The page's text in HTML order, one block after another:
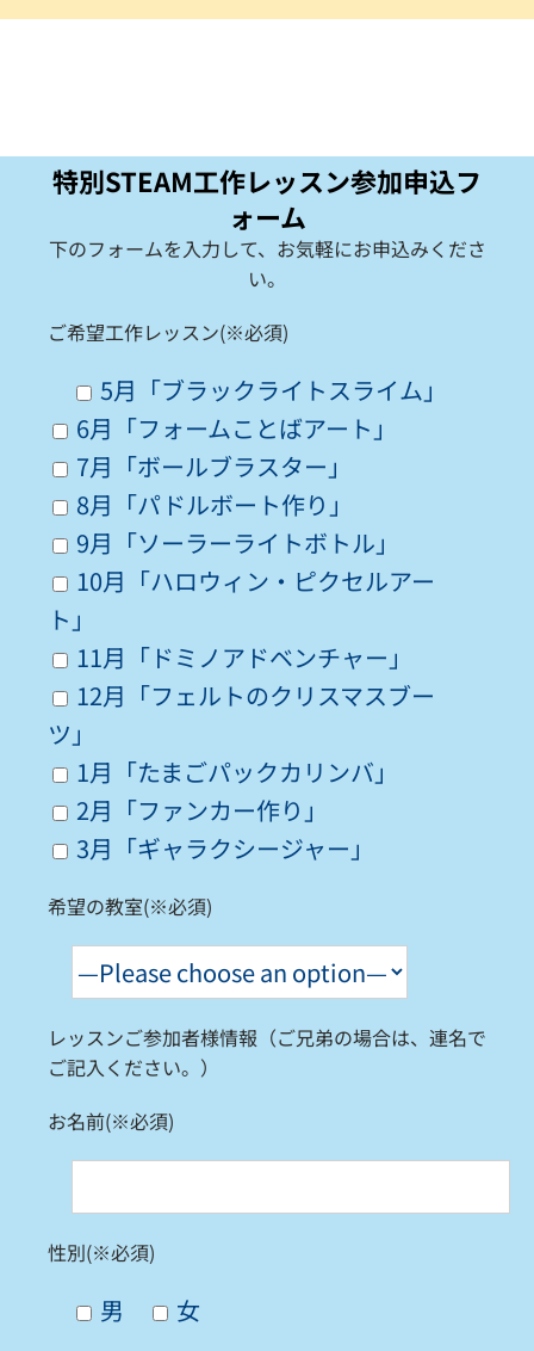
特別STEAM工作レッスン参加申込フ
ォーム
下のフォームを入力して、お気軽にお申込みくださ
い。
ご希望工作レッスン(※必須)
5月「ブラックライトスライム」
6月「フォームことばアート」
7月「ボールブラスター」
8月「パドルボート作り」
9月「ソーラーライトボトル」
10月「ハロウィン・ピクセルアー
ト」
11月「ドミノアドベンチャー」
12月「フェルトのクリスマスブー
ツ」
1月「たまごパックカリンバ」
2月「ファンカー作り」
3月「ギャラクシージャー」
希望の教室(※必須)
レッスンご参加者様情報（ご兄弟の場合は、連名で
ご記入ください。）
お名前(※必須)
性別(※必須)
男 女